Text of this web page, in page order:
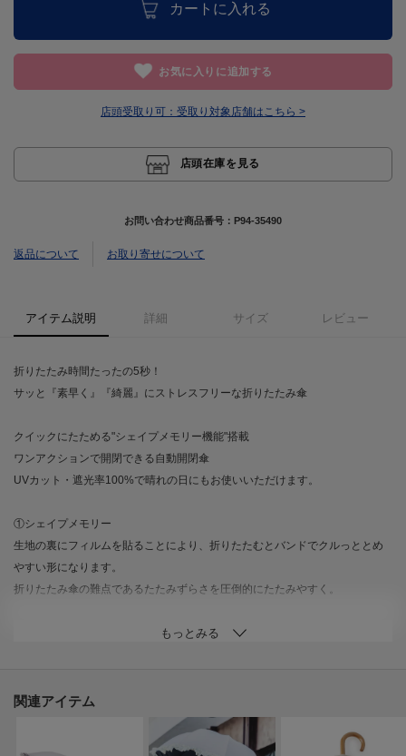
カートに入れる
お気に入りに追加する
店頭受取り可： 受取り対象店舗はこちら >
店頭在庫を見る
お問い合わせ商品番号： P94-35490
返品について お取り寄せについて
アイテム説明 詳細 サイズ レビュー
折りたたみ時間たったの5秒！
サッと『素早く』『綺麗』にストレスフリーな折りたたみ傘
クイックにたためる"シェイプメモリー機能"搭載
ワンアクションで開閉できる自動開閉傘
UVカット・遮光率100%で晴れの日にもお使いいただけます。
①シェイプメモリー
生地の裏にフィルムを貼ることにより、折りたたむとバンドでクルっととめ
やすい形になります。
折りたたみ傘の難点であるたたみずらさを圧倒的にたたみやすく。
②ＵＶカット・遮光率100％の日傘
遮熱効果もあります。
関連アイテム